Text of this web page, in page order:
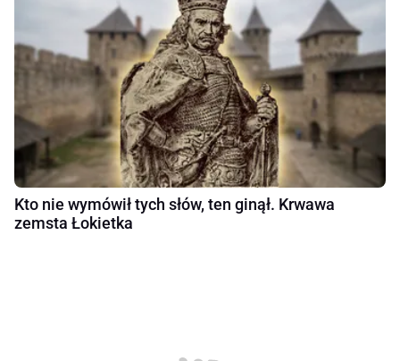
Kto nie wymówił tych słów, ten ginął. Krwawa
zemsta Łokietka